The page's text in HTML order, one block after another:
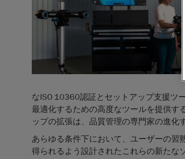
なISO 10360認証とセットアップ支援ツ
最適化するための高度なツールを提供す
ップの拡張は、品質管理の専門家の進化
あらゆる条件下において、ユーザーの習
得られるよう設計されたこれらの新たな